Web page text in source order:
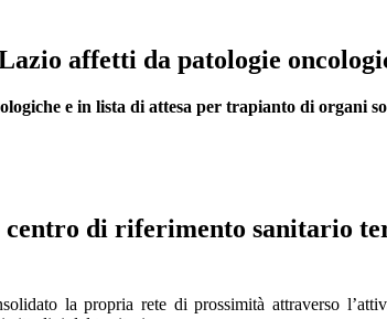
affetti da patologie
e in lista di attesa per trapianto di organi
centro di riferimento sanitario
la propria rete di prossimità attraverso